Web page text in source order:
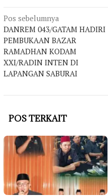
Navigasi
pos
Pos sebelumnya
DANREM 043/GATAM HADIRI
PEMBUKAAN BAZAR
RAMADHAN KODAM
XXI/RADIN INTEN DI
LAPANGAN SABURAI
POS TERKAIT